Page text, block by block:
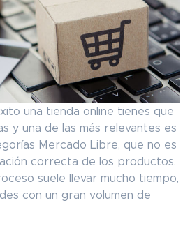
una tienda online tienes que
y una de las más relevantes es
Mercado Libre, que no es
correcta de los productos.
suele llevar mucho tiempo,
con un gran volumen de